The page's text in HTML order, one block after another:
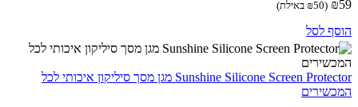
(
₪50 באילת)
לסל
Sunshine Silicone Screen Protector מגן מסך סיליקון איכותי לכל